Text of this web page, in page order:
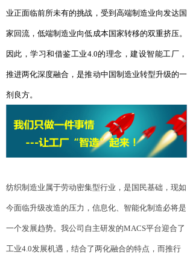
业正面临前所未有的挑战，受到高端制造业向发达国
家回流，低端制造业向低成本国家转移的双重挤压。
因此，学习和借鉴工业4.0的理念，建设智能工厂，
推进两化深度融合，是推动中国制造业转型升级的一
剂良方。
纺织制造业属于劳动密集型行业，是国民基础，现如
今面临升级改造的压力，信息化、智能化制造必将是
一个发展趋势。我公司自主研发的MACS平台迎合了
工业4.0发展机遇，结合了两化融合的特点，而推行